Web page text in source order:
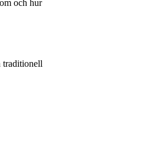
och hur
traditionell